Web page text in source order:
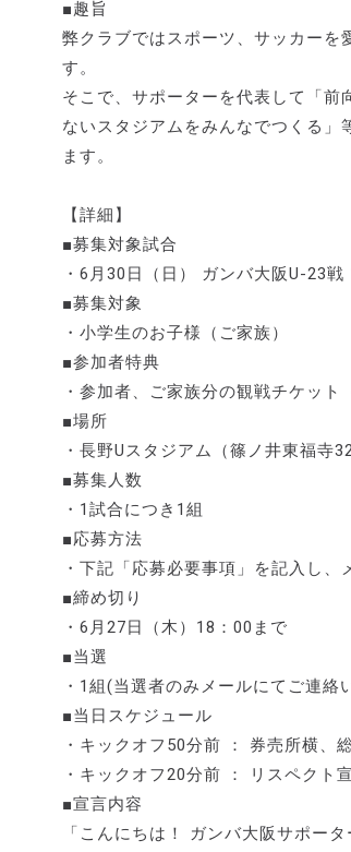
■趣旨
弊クラブではスポーツ、サッカーを
す。
そこで、サポーターを代表して「
ないスタジアムをみんなでつくる」
ます。
【詳細】
■募集対象試合
・6月30日（日） ガンバ大阪U-23戦
■募集対象
・小学生のお子様（ご家族）
■参加者特典
・参加者、ご家族分の観戦チケット
■場所
・長野Uスタジアム（篠ノ井東福寺
■募集人数
・1試合につき1組
■応募方法
・下記「応募必要事項」を記入し、
■締め切り
・6月27日（木）18：00まで
■当選
・1組(当選者のみメールにてご連絡
■当日スケジュール
・キックオフ50分前 ： 券売所横、
・キックオフ20分前 ： リスペクト
■宣言内容
「こんにちは！ ガンバ大阪サポー